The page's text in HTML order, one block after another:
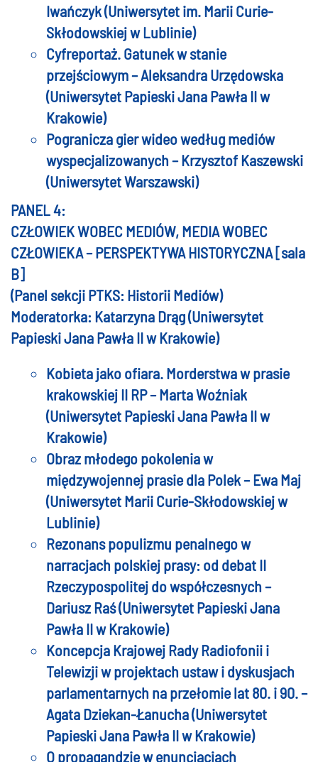
Iwańczyk (Uniwersytet im. Marii Curie-
Skłodowskiej w Lublinie)
Cyfreportaż. Gatunek w stanie
przejściowym – Aleksandra Urzędowska
(Uniwersytet Papieski Jana Pawła II w
Krakowie)
Pogranicza gier wideo według mediów
wyspecjalizowanych – Krzysztof Kaszewski
(Uniwersytet Warszawski)
PANEL 4:
CZŁOWIEK WOBEC MEDIÓW, MEDIA WOBEC
CZŁOWIEKA – PERSPEKTYWA HISTORYCZNA [sala
B]
(Panel sekcji PTKS: Historii Mediów)
Moderatorka: Katarzyna Drąg (Uniwersytet
Papieski Jana Pawła II w Krakowie)
Kobieta jako ofiara. Morderstwa w prasie
krakowskiej II RP – Marta Woźniak
(Uniwersytet Papieski Jana Pawła II w
Krakowie)
Obraz młodego pokolenia w
międzywojennej prasie dla Polek – Ewa Maj
(Uniwersytet Marii Curie-Skłodowskiej w
Lublinie)
Rezonans populizmu penalnego w
narracjach polskiej prasy: od debat II
Rzeczypospolitej do współczesnych –
Dariusz Raś (Uniwersytet Papieski Jana
Pawła II w Krakowie)
Koncepcja Krajowej Rady Radiofonii i
Telewizji w projektach ustaw i dyskusjach
parlamentarnych na przełomie lat 80. i 90. –
Agata Dziekan-Łanucha (Uniwersytet
Papieski Jana Pawła II w Krakowie)
O propagandzie w enuncjacjach